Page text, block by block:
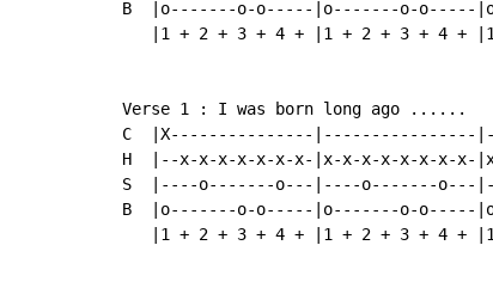
B  |o-------o-o-----|o-------o-o-----
|1 + 2 + 3 + 4 + |1 + 2 + 3 + 4 +
Verse 1 : I was born long ago ......
C  |X---------------|----------------
H  |--x-x-x-x-x-x-x-|x-x-x-x-x-x-x-x-
S  |----o-------o---|----o-------o---
B  |o-------o-o-----|o-------o-o-----
|1 + 2 + 3 + 4 + |1 + 2 + 3 + 4 +